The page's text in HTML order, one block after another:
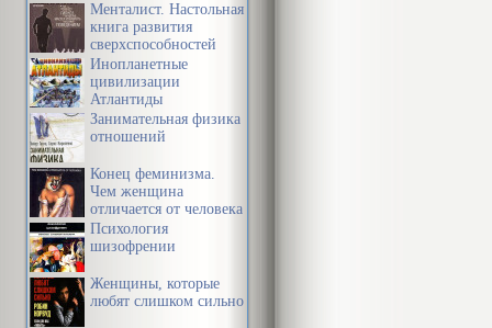
Менталист. Настольная
книга развития
сверхспособностей
сознания
Инопланетные
цивилизации
Атлантиды
Занимательная физика
отношений
Конец феминизма.
Чем женщина
отличается от человека
Психология
шизофрении
Женщины, которые
любят слишком сильно